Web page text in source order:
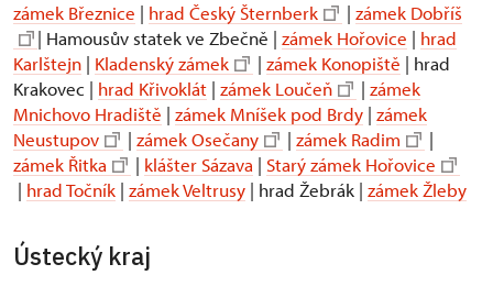
zámek Březnice | hrad Český Šternberk | zámek Dobříš
| Hamousův statek ve Zbečně | zámek Hořovice | hrad
Karlštejn | Kladenský zámek | zámek Konopiště | hrad
Krakovec | hrad Křivoklát | zámek Loučeň | zámek
Mnichovo Hradiště | zámek Mníšek pod Brdy | zámek
Neustupov
| zámek Osečany | zámek Radim
|
zámek Řitka
| klášter Sázava | Starý zámek Hořovice
| hrad Točník | zámek Veltrusy | hrad Žebrák | zámek Žleby
Ústecký kraj